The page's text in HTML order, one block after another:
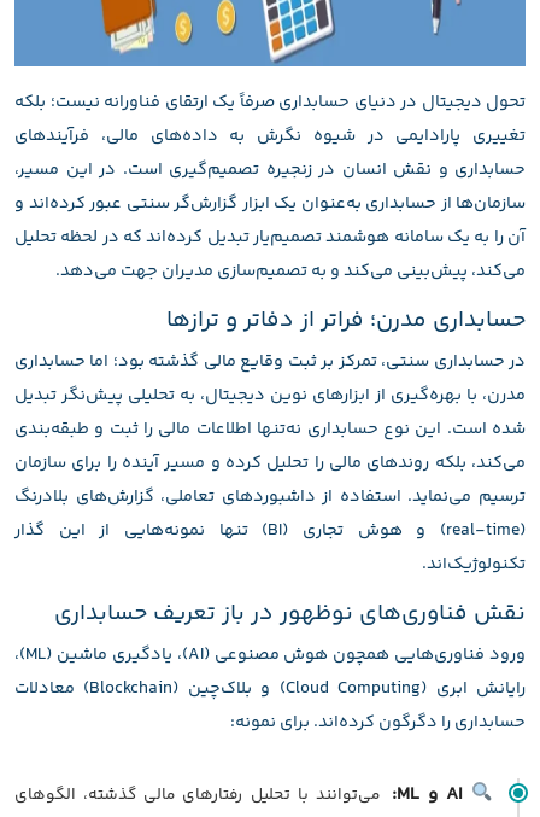
تحول دیجیتال در دنیای حسابداری صرفاً یک ارتقای فناورانه نیست؛ بلکه
تغییری پارادایمی در شیوه نگرش به داده‌های مالی، فرآیندهای
حسابداری و نقش انسان در زنجیره تصمیم‌گیری است. در این مسیر،
سازمان‌ها از حسابداری به‌عنوان یک ابزار گزارش‌گر سنتی عبور کرده‌اند و
آن را به یک سامانه هوشمند تصمیم‌یار تبدیل کرده‌اند که در لحظه تحلیل
می‌کند، پیش‌بینی می‌کند و به تصمیم‌سازی مدیران جهت می‌دهد.
حسابداری مدرن؛ فراتر از دفاتر و ترازها
در حسابداری سنتی، تمرکز بر ثبت وقایع مالی گذشته بود؛ اما حسابداری
مدرن، با بهره‌گیری از ابزارهای نوین دیجیتال، به تحلیلی پیش‌نگر تبدیل
شده است. این نوع حسابداری نه‌تنها اطلاعات مالی را ثبت و طبقه‌بندی
می‌کند، بلکه روندهای مالی را تحلیل کرده و مسیر آینده را برای سازمان
ترسیم می‌نماید. استفاده از داشبوردهای تعاملی، گزارش‌های بلادرنگ
(real-time) و هوش تجاری (BI) تنها نمونه‌هایی از این گذار
تکنولوژیک‌اند.
نقش فناوری‌های نوظهور در باز تعریف حسابداری
ورود فناوری‌هایی همچون هوش مصنوعی (AI)، یادگیری ماشین (ML)،
رایانش ابری (Cloud Computing) و بلاک‌چین (Blockchain) معادلات
حسابداری را دگرگون کرده‌اند. برای نمونه:
می‌توانند با تحلیل رفتارهای مالی گذشته، الگوهای